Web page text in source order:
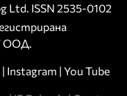
Ltd. ISSN 2535-0102
ООД.
| Instagram | You Tube